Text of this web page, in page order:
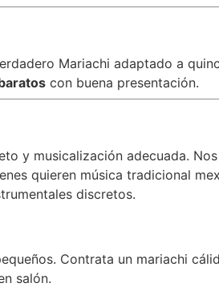
Mariachi adaptado a
con buena presentación.
y musicalización adecuada.
quieren música tradicional
discretos.
Contrata un mariachi
salón.